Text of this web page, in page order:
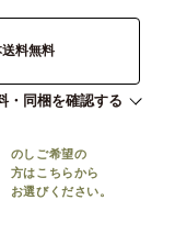
料無料
・同梱を確認する
のしご希望の
方はこちらから
お選びください。